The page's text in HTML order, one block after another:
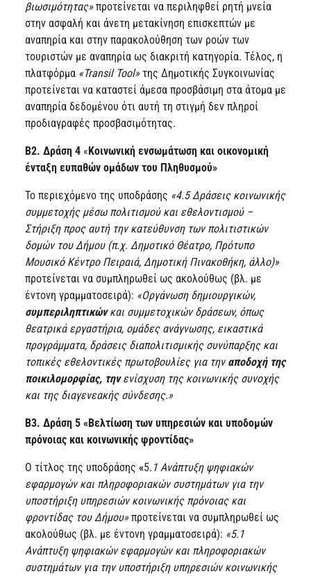
βιωσιμότητας»προτείνεται να περιληφθεί ρητή μνεία
στην ασφαλή και άνετη μετακίνηση επισκεπτών με
αναπηρία και στην παρακολούθηση των ροών των
τουριστών με αναπηρία ως διακριτή κατηγορία. Τέλος, η
πλατφόρμα «Transil Tool»της Δημοτικής Συγκοινωνίας
προτείνεται να καταστεί άμεσα προσβάσιμη στα άτομα με
αναπηρία δεδομένου ότι αυτή τη στιγμή δεν πληροί
προδιαγραφές προσβασιμότητας.
Β2. Δράση 4 «Κοινωνική ενσωμάτωση και οικονομική
ένταξη ευπαθών ομάδων του Πληθυσμού»
Το περιεχόμενο της υποδράσης «4.5 Δράσεις κοινωνικής
συμμετοχής μέσω πολιτισμού και εθελοντισμού –
Στήριξη προς αυτή την κατεύθυνση των πολιτιστικών
δομών του Δήμου (π.χ. Δημοτικό Θέατρο, Πρότυπο
Μουσικό Κέντρο Πειραιά, Δημοτική Πινακοθήκη, άλλο)»
προτείνεται να συμπληρωθεί ως ακολούθως (βλ. με
έντονη γραμματοσειρά): «Οργάνωση δημιουργικών,
συμπεριληπτικώνκαι συμμετοχικών δράσεων, όπως
θεατρικά εργαστήρια, ομάδες ανάγνωσης, εικαστικά
προγράμματα, δράσεις διαπολιτισμικής συνύπαρξης και
τοπικές εθελοντικές πρωτοβουλίες για τηναποδοχή της
ποικιλομορφίας, τηνενίσχυση της κοινωνικής συνοχής
και της διαγενεακής σύνδεσης.»
Β3. Δράση 5 «Βελτίωση των υπηρεσιών και υποδομών
πρόνοιας και κοινωνικής φροντίδας»
Ο τίτλος της υποδράσης «5.1 Ανάπτυξη ψηφιακών
εφαρμογών και πληροφοριακών συστημάτων για την
υποστήριξη υπηρεσιών κοινωνικής πρόνοιας και
φροντίδας του Δήμου»προτείνεται να συμπληρωθεί ως
ακολούθως (βλ. με έντονη γραμματοσειρά): «5.1
Ανάπτυξη ψηφιακών εφαρμογών και πληροφοριακών
συστημάτων για την υποστήριξη υπηρεσιών κοινωνικής